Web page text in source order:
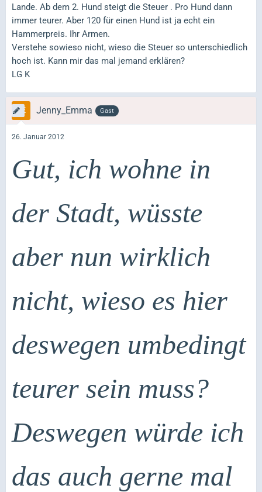
Lande. Ab dem 2. Hund steigt die Steuer . Pro Hund dann
immer teurer. Aber 120 für einen Hund ist ja echt ein
Hammerpreis. Ihr Armen.
Verstehe sowieso nicht, wieso die Steuer so unterschiedlich
hoch ist. Kann mir das mal jemand erklären?
LG K
Jenny_Emma Gast
26. Januar 2012
Gut, ich wohne in
der Stadt, wüsste
aber nun wirklich
nicht, wieso es hier
deswegen umbedingt
teurer sein muss?
Deswegen würde ich
das auch gerne mal